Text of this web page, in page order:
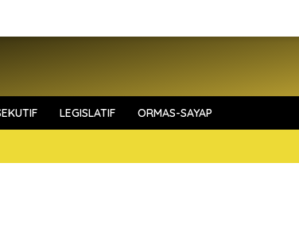
LEGISLATIF ORMAS-SAYAP